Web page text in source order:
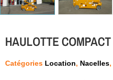
HAULOTTE
Catégories Location, Nacelles,